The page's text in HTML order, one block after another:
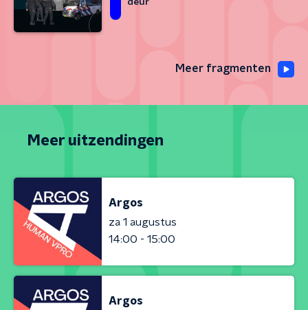
deur
Meer fragmenten
Meer uitzendingen
Argos
za 1 augustus
14:00 - 15:00
Argos